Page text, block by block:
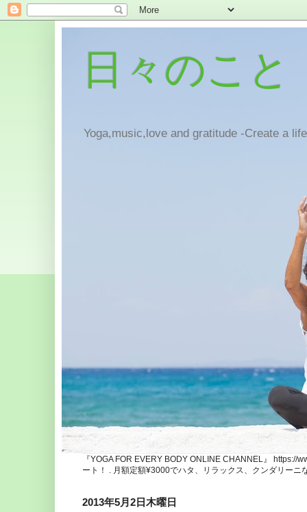
日々のこと
Yoga,music,love and gratitude -Create a
『YOGA FOR EVERY BODY ONLINE CHANNEL』
ート！ . 月額定額¥3000でハタ、リラックス、クンダリー
2013年5月2日木曜日